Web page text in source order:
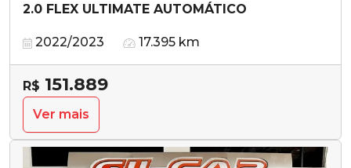
2.0 FLEX ULTIMATE AUTOMÁTICO
2022/2023 17.395 km
R$ 151.889
Ver mais